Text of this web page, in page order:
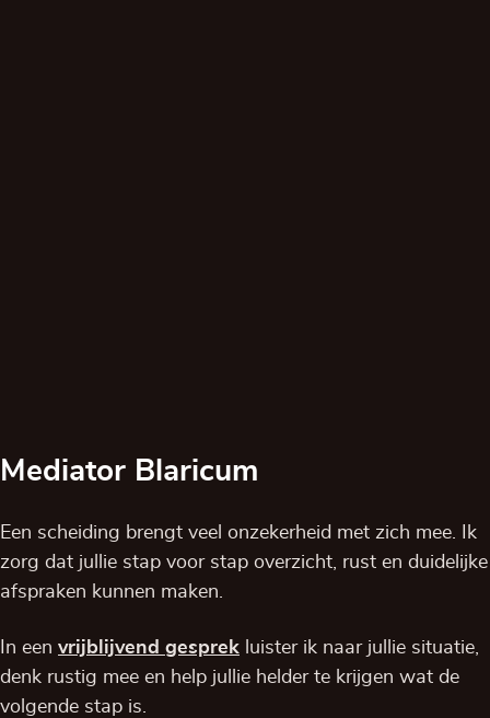
Mediator Blaricum
Een scheiding brengt veel onzekerheid met zich mee. Ik
zorg dat jullie stap voor stap overzicht, rust en duidelijke
afspraken kunnen maken.
In een vrijblijvend gesprek luister ik naar jullie situatie,
denk rustig mee en help jullie helder te krijgen wat de
volgende stap is.